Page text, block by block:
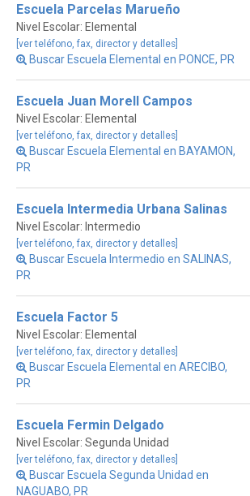
Escuela Parcelas Marueño
Nivel Escolar: Elemental
[ver teléfono, fax, director y detalles]
Buscar Escuela Elemental en PONCE, PR
Escuela Juan Morell Campos
Nivel Escolar: Elemental
[ver teléfono, fax, director y detalles]
Buscar Escuela Elemental en BAYAMON,
PR
Escuela Intermedia Urbana Salinas
Nivel Escolar: Intermedio
[ver teléfono, fax, director y detalles]
Buscar Escuela Intermedio en SALINAS,
PR
Escuela Factor 5
Nivel Escolar: Elemental
[ver teléfono, fax, director y detalles]
Buscar Escuela Elemental en ARECIBO,
PR
Escuela Fermin Delgado
Nivel Escolar: Segunda Unidad
[ver teléfono, fax, director y detalles]
Buscar Escuela Segunda Unidad en
NAGUABO, PR